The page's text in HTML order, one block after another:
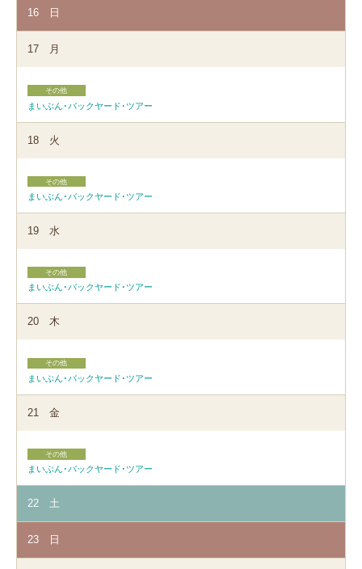
16 日
17 月
その他
まいぶん･バックヤード･ツアー
18 火
その他
まいぶん･バックヤード･ツアー
19 水
その他
まいぶん･バックヤード･ツアー
20 木
その他
まいぶん･バックヤード･ツアー
21 金
その他
まいぶん･バックヤード･ツアー
22 土
23 日